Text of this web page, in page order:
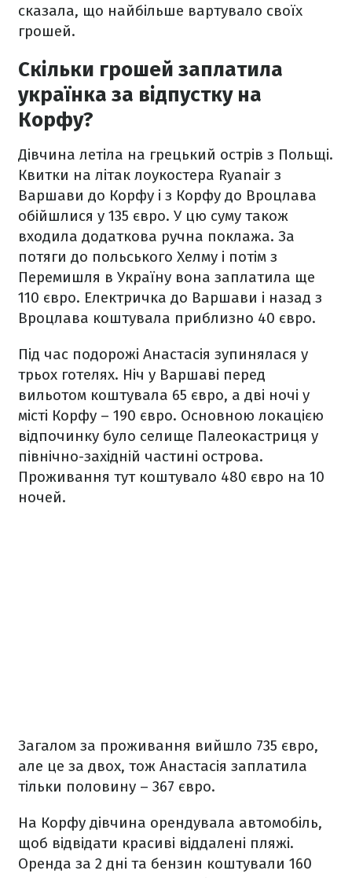
сказала, що найбільше вартувало своїх
грошей.
Скільки грошей заплатила
українка за відпустку на
Корфу?
Дівчина летіла на грецький острів з Польщі.
Квитки на літак лоукостера Ryanair з
Варшави до Корфу і з Корфу до Вроцлава
обійшлися у 135 євро. У цю суму також
входила додаткова ручна поклажа. За
потяги до польського Хелму і потім з
Перемишля в Україну вона заплатила ще
110 євро. Електричка до Варшави і назад з
Вроцлава коштувала приблизно 40 євро.
Під час подорожі Анастасія зупинялася у
трьох готелях. Ніч у Варшаві перед
вильотом коштувала 65 євро, а дві ночі у
місті Корфу – 190 євро. Основною локацією
відпочинку було селище Палеокастриця у
північно-західній частині острова.
Проживання тут коштувало 480 євро на 10
ночей.
Загалом за проживання вийшло 735 євро,
але це за двох, тож Анастасія заплатила
тільки половину – 367 євро.
На Корфу дівчина орендувала автомобіль,
щоб відвідати красиві віддалені пляжі.
Оренда за 2 дні та бензин коштували 160